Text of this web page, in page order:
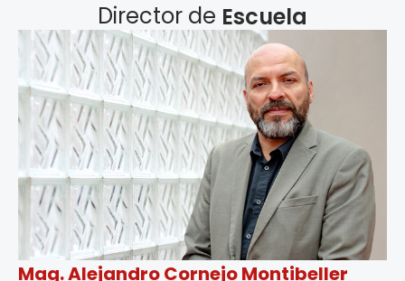
Director de Escuela
Mag. Alejandro Cornejo Montibeller